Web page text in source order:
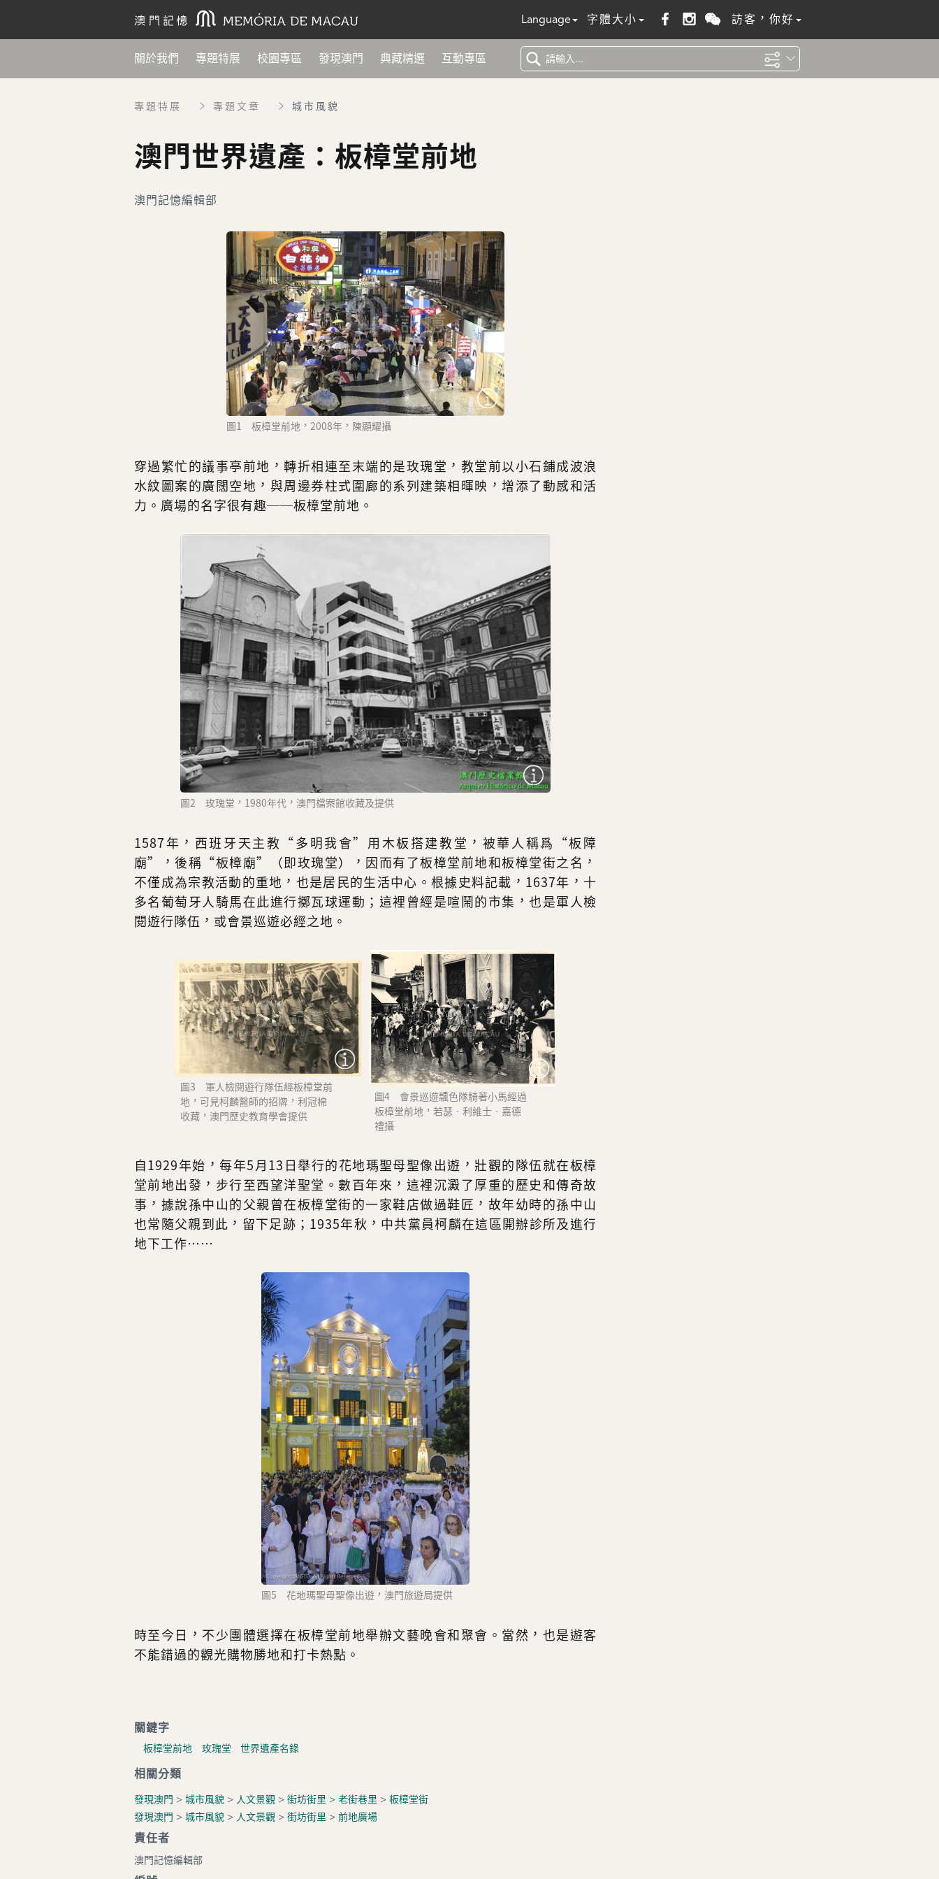
Language 字體大小 訪客，你好
關於我們 專題特展 校園專區 發現澳門 典藏精選 互動專區
專題特展 專題文章 城市風貌
澳門世界遺產：板樟堂前地
澳門記憶編輯部
圖1 板樟堂前地，2008年，陳顯耀攝
穿過繁忙的議事亭前地，轉折相連至末端的是玫瑰堂，教堂前以小石鋪成波浪
水紋圖案的廣闊空地，與周邊券柱式圍廊的系列建築相暉映，增添了動感和活
力。廣場的名字很有趣──板樟堂前地。
圖2 玫瑰堂，1980年代，澳門檔案館收藏及提供
1587年，西班牙天主教“多明我會”用木板搭建教堂，被華人稱爲“板障
廟”，後稱“板樟廟”（即玫瑰堂），因而有了板樟堂前地和板樟堂街之名，
不僅成為宗教活動的重地，也是居民的生活中心。根據史料記載，1637年，十
多名葡萄牙人騎馬在此進行擲瓦球運動；這裡曾經是喧鬧的市集，也是軍人檢
閱遊行隊伍，或會景巡遊必經之地。
圖3 軍人檢閱遊行隊伍經板樟堂前
地，可見柯麟醫師的招牌，利冠棉
收藏，澳門歷史教育學會提供
圖4 會景巡遊飄色隊騎著小馬經過
板樟堂前地，若瑟‧利維士‧嘉德
禮攝
自1929年始，每年5月13日舉行的花地瑪聖母聖像出遊，壯觀的隊伍就在板樟
堂前地出發，步行至西望洋聖堂。數百年來，這裡沉澱了厚重的歷史和傳奇故
事，據說孫中山的父親曾在板樟堂街的一家鞋店做過鞋匠，故年幼時的孫中山
也常隨父親到此，留下足跡；1935年秋，中共黨員柯麟在這區開辦診所及進行
地下工作……
圖5 花地瑪聖母聖像出遊，澳門旅遊局提供
時至今日，不少團體選擇在板樟堂前地舉辦文藝晚會和聚會。當然，也是遊客
不能錯過的觀光購物勝地和打卡熱點。
關鍵字
板樟堂前地 玫瑰堂 世界遺產名錄
相關分類
發現澳門 > 城市風貌 > 人文景觀 > 街坊街里 > 老街巷里 > 板樟堂街
發現澳門 > 城市風貌 > 人文景觀 > 街坊街里 > 前地廣場
責任者
澳門記憶編輯部